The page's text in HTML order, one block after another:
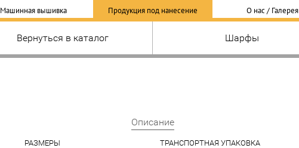
Машинная вышивка Продукция под нанесение О нас / Галерея
Вернуться в каталог Шарфы
Описание
РАЗМЕРЫ
ТРАНСПОРТНАЯ УПАКОВКА